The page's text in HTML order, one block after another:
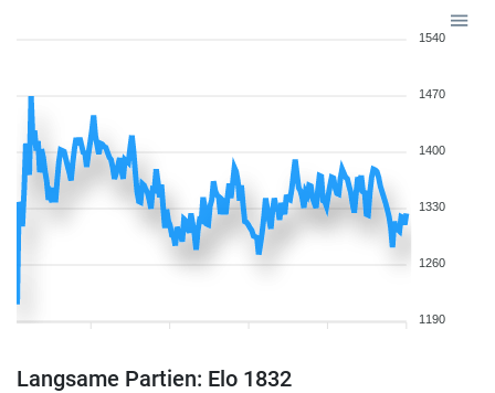
1540
1470
1400
1330
1260
1190
Langsame Partien: Elo 1832